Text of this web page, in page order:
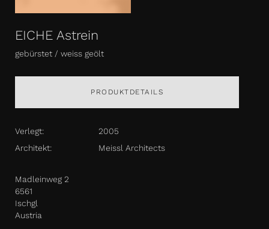
EICHE Astrein
gebürstet / weiss geölt
PRODUKTDETAILS
Verlegt:
2005
Architekt:
Meissl Architects
Madleinweg 2
6561
Ischgl
Austria